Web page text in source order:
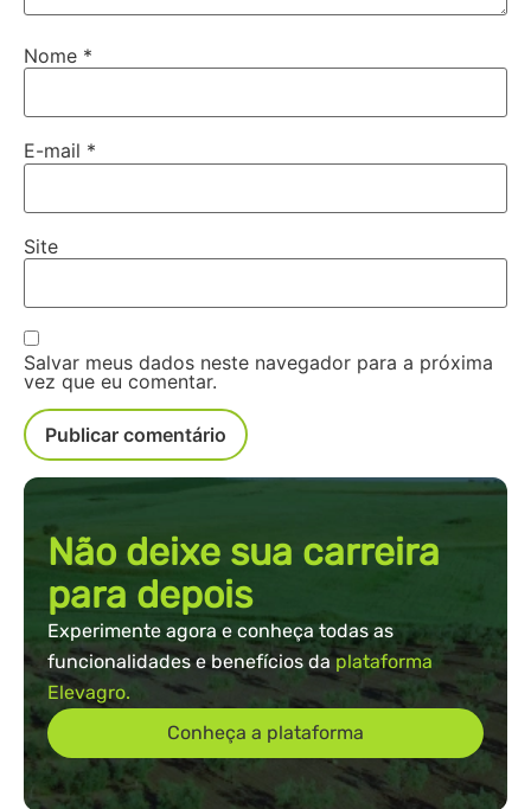
Nome *
E-mail *
Site
Salvar meus dados neste navegador para a próxima
vez que eu comentar.
Não deixe sua carreira
para depois
Experimente agora e conheça todas as
funcionalidades e benefícios daplataforma
Elevagro.
Conheça a plataforma